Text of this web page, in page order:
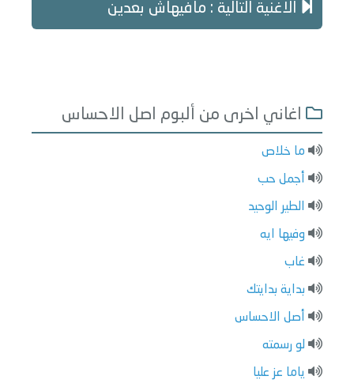
الاغنية التالية : مافيهاش بعدين
اغاني اخرى من ألبوم اصل الاحساس
ما خلاص
أجمل حب
الطير الوحيد
وفيها ايه
غاب
بداية بدايتك
أصل الاحساس
لو رسمته
ياما عز عليا